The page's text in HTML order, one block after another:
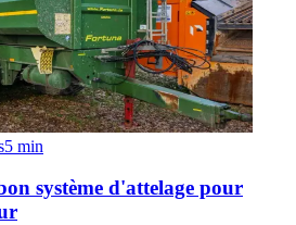
5 min
système d'attelage pour